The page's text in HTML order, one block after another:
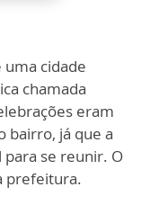
uma cidade
chamada
eram
bairro, já que a
para se reunir. O
prefeitura.